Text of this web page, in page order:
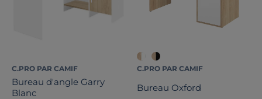
C.PRO PAR CAMIF
Bureau d'angle Garry
Blanc
C.PRO PAR CAMIF
Bureau Oxford
Dimension